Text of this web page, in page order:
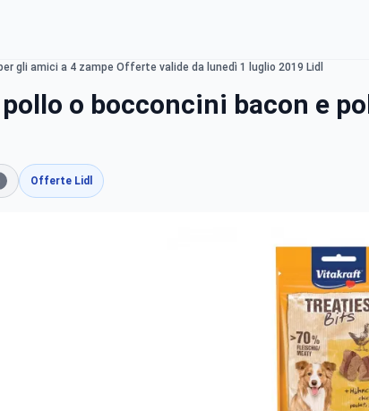
gli amici a 4 zampe Offerte valide da lunedì 1 luglio 2019 Lidl
o bocconcini bacon e
Offerte Lidl